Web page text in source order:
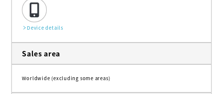
Device details
Sales area
Worldwide (excluding some areas)